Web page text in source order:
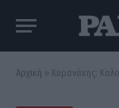
Αρχική » Κυρανάκης: